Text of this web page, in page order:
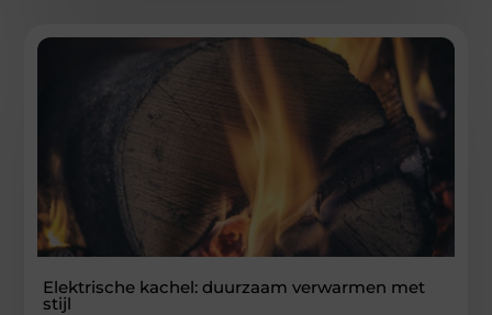
Elektrische kachel: duurzaam verwarmen met
stijl